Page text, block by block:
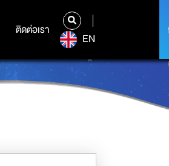
ติดต่อเรา
ติดต่อเรา
EN